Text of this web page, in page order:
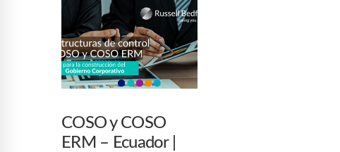
COSO y COSO
ERM – Ecuador |